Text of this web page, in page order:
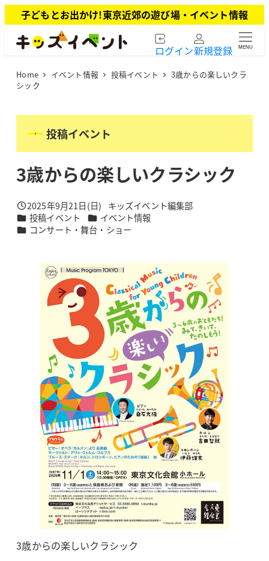
イ
子どもとお出かけ!東京近郊の遊び場・イベント情報
ログイン新規登録 MENU
Home イベント情報 投稿イベント
3歳からの楽しいクラ
シック
投稿イベント
3歳からの楽しいクラシック
投稿日
2025年9月21日(日)
著
者
キッズイベント編集部
カテゴリー
投稿イベント カテゴリー
イベント情報
カテゴリー
コンサート・舞台・ショー
3歳からの楽しいクラシック